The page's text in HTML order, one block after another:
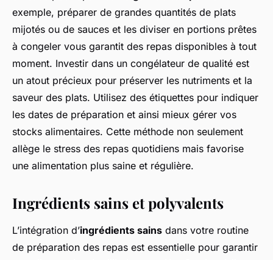
exemple, préparer de grandes quantités de plats
mijotés ou de sauces et les diviser en portions prêtes
à congeler vous garantit des repas disponibles à tout
moment. Investir dans un congélateur de qualité est
un atout précieux pour préserver les nutriments et la
saveur des plats. Utilisez des étiquettes pour indiquer
les dates de préparation et ainsi mieux gérer vos
stocks alimentaires. Cette méthode non seulement
allège le stress des repas quotidiens mais favorise
une alimentation plus saine et régulière.
Ingrédients sains et polyvalents
L’intégration d’ingrédients sains dans votre routine
de préparation des repas est essentielle pour garantir